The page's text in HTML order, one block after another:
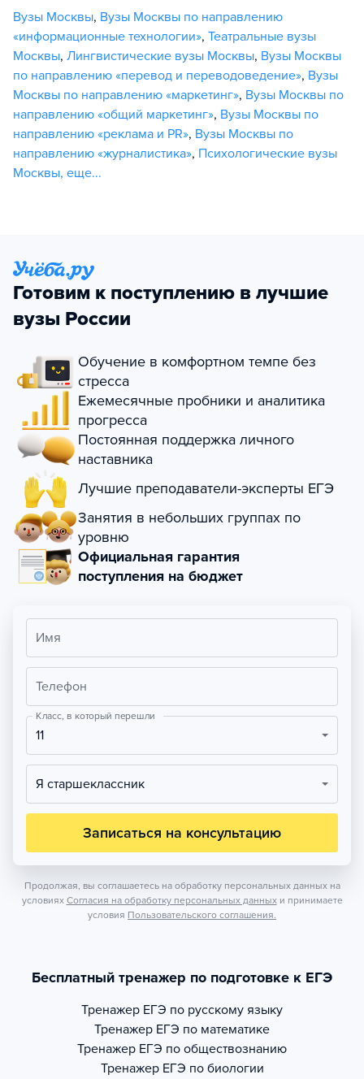
Вузы Москвы, Вузы Москвы по направлению
«информационные технологии», Театральные вузы
Москвы, Лингвистические вузы Москвы, Вузы Москвы
по направлению «перевод и переводоведение», Вузы
Москвы по направлению «маркетинг», Вузы Москвы по
направлению «общий маркетинг», Вузы Москвы по
направлению «реклама и PR», Вузы Москвы по
направлению «журналистика», Психологические вузы
Москвы, еще...
Готовим к поступлению в лучшие
вузы России
Обучение в комфортном темпе без
стресса
Ежемесячные пробники и аналитика
прогресса
Постоянная поддержка личного
наставника
Лучшие преподаватели-эксперты ЕГЭ
Занятия в небольших группах по
уровню
Официальная гарантия
поступления на бюджет
Имя
Телефон
Класс, в который перешли
11
Я старшеклассник
Записаться на консультацию
Продолжая, вы соглашаетесь на обработку персональных данных на
условиях Согласия на обработку персональных данных и принимаете
условия Пользовательского соглашения.
Бесплатный тренажер по подготовке к ЕГЭ
Тренажер ЕГЭ по русскому языку
Тренажер ЕГЭ по математике
Тренажер ЕГЭ по обществознанию
Тренажер ЕГЭ по биологии